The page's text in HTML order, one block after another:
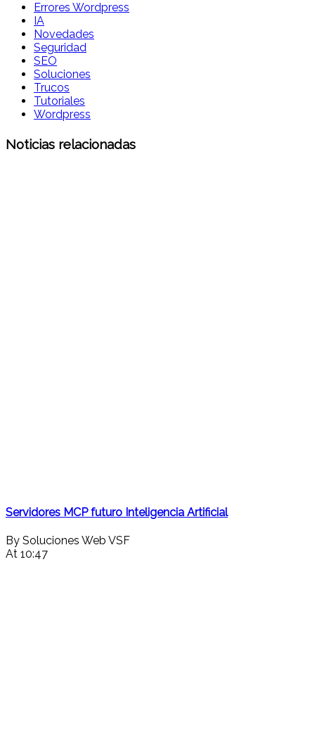
Errores Wordpress
IA
Novedades
Seguridad
SEO
Soluciones
Trucos
Tutoriales
Wordpress
Noticias relacionadas
Servidores MCP futuro Inteligencia Artificial
By Soluciones Web VSF
At 10:47